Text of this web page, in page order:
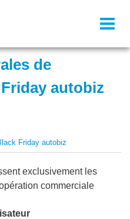
de
autobiz
Friday autobiz
exclusivement les
commerciale